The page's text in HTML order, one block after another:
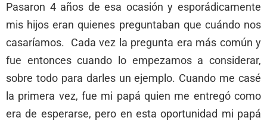
Pasaron 4 años de esa ocasión y esporádicamente
mis hijos eran quienes preguntaban que cuándo nos
casaríamos. Cada vez la pregunta era más común y
fue entonces cuando lo empezamos a considerar,
sobre todo para darles un ejemplo. Cuando me casé
la primera vez, fue mi papá quien me entregó como
era de esperarse, pero en esta oportunidad mi papá